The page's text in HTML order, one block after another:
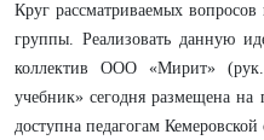
Круг рассматриваемых
группы. Реализовать данную
коллектив ООО «Мирит»
учебник» сегодня размещена на
доступна педагогам Кемеровской